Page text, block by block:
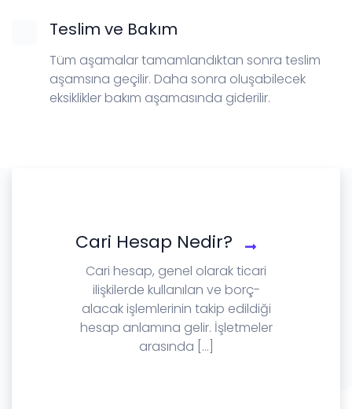
Teslim ve Bakım
Tüm aşamalar tamamlandıktan sonra teslim
aşamsına geçilir. Daha sonra oluşabilecek
eksiklikler bakım aşamasında giderilir.
Cari Hesap Nedir?
Cari hesap, genel olarak ticari
ilişkilerde kullanılan ve borç-
alacak işlemlerinin takip edildiği
hesap anlamına gelir. İşletmeler
arasında [...]